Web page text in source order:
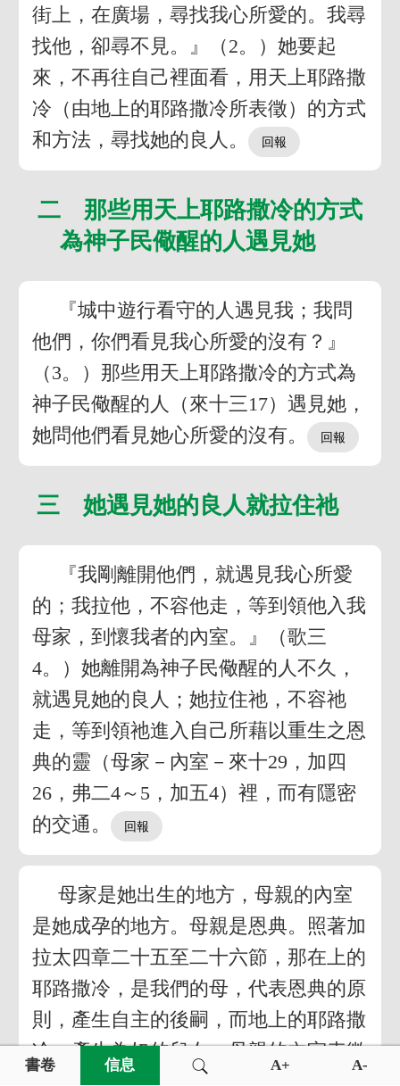
街上，在廣場，尋找我心所愛的。我尋
找他，卻尋不見。』（2。）她要起
來，不再往自己裡面看，用天上耶路撒
冷（由地上的耶路撒冷所表徵）的方式
和方法，尋找她的良人。
二 那些用天上耶路撒冷的方式
為神子民儆醒的人遇見她
『城中遊行看守的人遇見我；我問
他們，你們看見我心所愛的沒有？』
（3。）那些用天上耶路撒冷的方式為
神子民儆醒的人（來十三17）遇見她，
她問他們看見她心所愛的沒有。
三 她遇見她的良人就拉住祂
『我剛離開他們，就遇見我心所愛
的；我拉他，不容他走，等到領他入我
母家，到懷我者的內室。』（歌三
4。）她離開為神子民儆醒的人不久，
就遇見她的良人；她拉住祂，不容祂
走，等到領祂進入自己所藉以重生之恩
典的靈（母家－內室－來十29，加四
26，弗二4～5，加五4）裡，而有隱密
的交通。
母家是她出生的地方，母親的內室
是她成孕的地方。母親是恩典。照著加
拉太四章二十五至二十六節，那在上的
耶路撒冷，是我們的母，代表恩典的原
則，產生自主的後嗣，而地上的耶路撒
冷，產生為奴的兒女。母親的內室表徵
書卷 信息 A+ A-